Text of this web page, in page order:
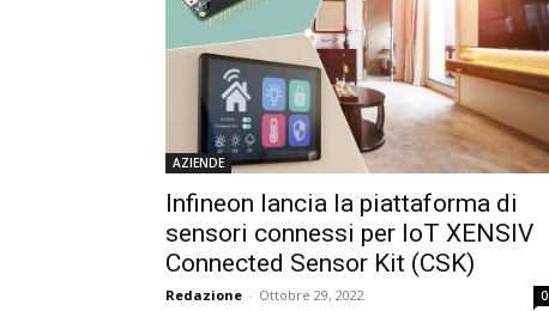
AZIENDE
Infineon lancia la piattaforma di
sensori connessi per IoT XENSIV
Connected Sensor Kit (CSK)
Redazione - Ottobre 29, 2022 0